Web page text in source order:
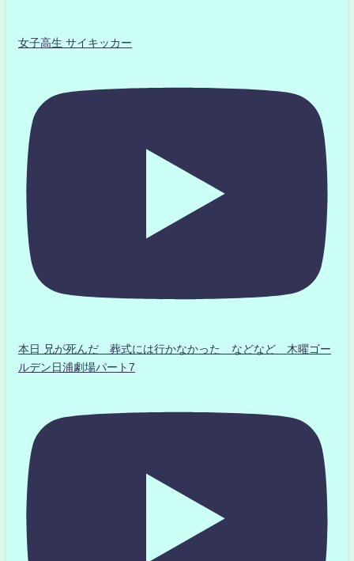
女子高生 サイキッカー
本日 兄が死んだ 葬式には行かなかった などなど 木曜ゴー
ルデン日浦劇場パート7